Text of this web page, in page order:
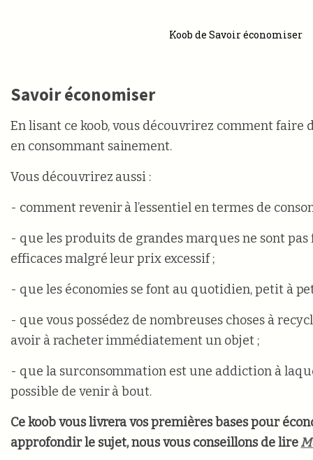
Koob de Savoir économiser
Savoir économiser
En lisant ce koob, vous découvrirez comment faire
en consommant sainement.
Vous découvrirez aussi :
- comment revenir à l’essentiel en termes de
- que les produits de grandes marques ne sont
efficaces malgré leur prix excessif ;
- que les économies se font au quotidien, petit à
- que vous possédez de nombreuses choses à
avoir à racheter immédiatement un objet ;
- que la surconsommation est une addiction à
possible de venir à bout.
Ce koob vous livrera vos premières bases pour
approfondir le sujet, nous vous conseillons de lire